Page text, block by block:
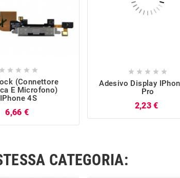
    
(Connettore
E Microfono)
IPhone 4S
6,66 €
    
Adesivo Display
Pro
2,23 €
CATEGORIA: